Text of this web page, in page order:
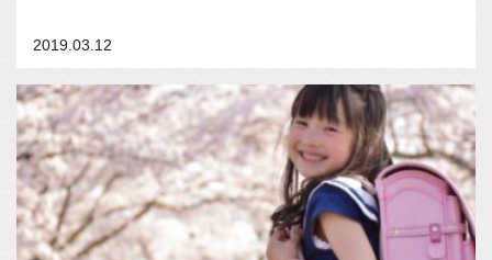
2019.03.12